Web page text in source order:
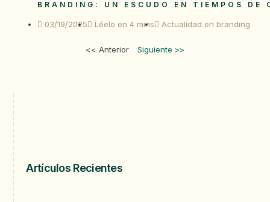
BRANDING: UN ESCUDO EN TIEMPOS DE
03/19/2025 Léelo en 4 mins Actualidad en branding
<< Anterior Siguiente >>
Artículos Recientes